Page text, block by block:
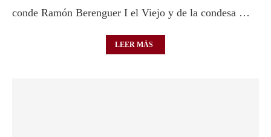
conde Ramón Berenguer I el Viejo y de la condesa …
LEER MÁS